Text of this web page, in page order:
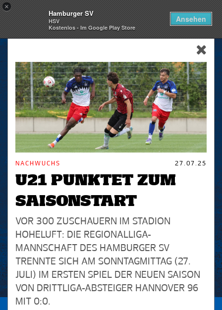
×
Hamburger SV
HSV
Kostenlos - Im Google Play Store
Ansehen
skip_navigation
NACHWUCHS 27.07.25
U21 PUNKTET ZUM
SAISONSTART
VOR 300 ZUSCHAUERN IM STADION
HOHELUFT: DIE REGIONALLIGA-
MANNSCHAFT DES HAMBURGER SV
TRENNTE SICH AM SONNTAGMITTAG (27.
JULI) IM ERSTEN SPIEL DER NEUEN SAISON
VON DRITTLIGA-ABSTEIGER HANNOVER 96
MIT 0:0.